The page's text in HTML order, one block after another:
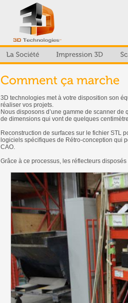
3D technologies met à votre disposition son
réaliser vos projets.
Nous disposons d’une gamme de scanner
de dimensions qui vont de quelques
Reconstruction de surfaces sur le fichier STL
logiciels spécifiques de Rétro-conception qui
CAO.
Grâce à ce processus, les réflecteurs